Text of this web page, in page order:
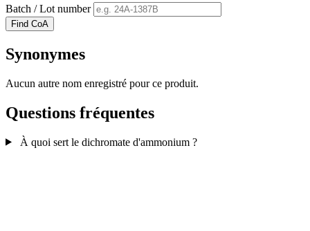
Batch / Lot number
Find CoA
Synonymes
Aucun autre nom enregistré pour ce produit.
Questions fréquentes
À quoi sert le dichromate d'ammonium ?